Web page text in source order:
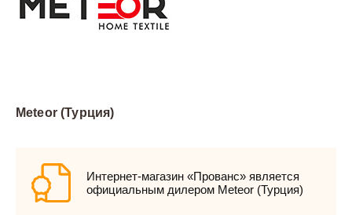
Meteor (Турция)
Интернет-магазин «Прованс» является
официальным дилером Meteor (Турция)